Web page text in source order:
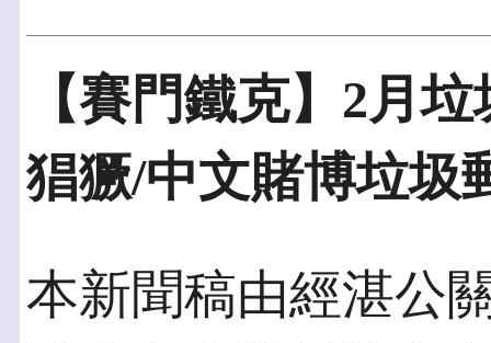
【賽門鐵克】2月
本新聞稿由經湛公